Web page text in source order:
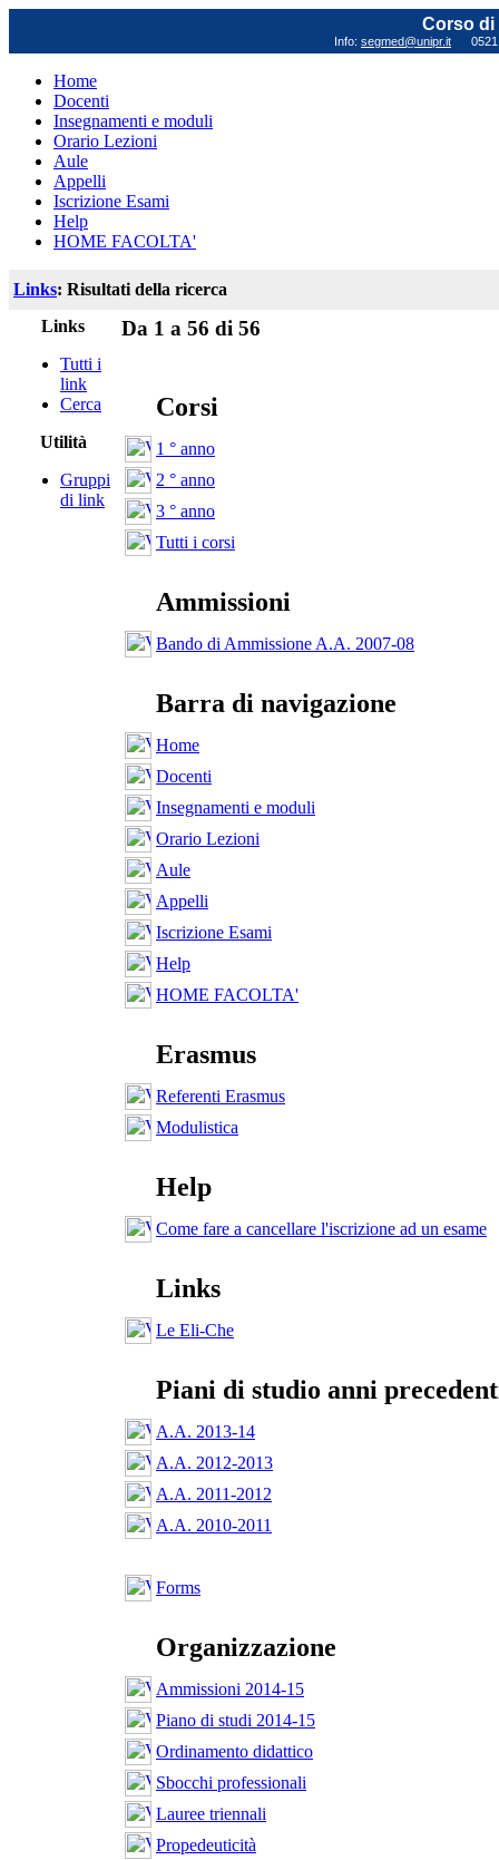
Corso di
Info: segmed@unipr.it
Home
Docenti
Insegnamenti e moduli
Orario Lezioni
Aule
Appelli
Iscrizione Esami
Help
HOME FACOLTA'
Links: Risultati della ricerca
Links
Tutti i
link
Cerca
Utilità
Gruppi
di link
Da 1 a 56 di 56
Corsi
1 ° anno
2 ° anno
3 ° anno
Tutti i corsi
Ammissioni
Bando di Ammissione A.A. 2007-08
Barra di navigazione
Home
Docenti
Insegnamenti e moduli
Orario Lezioni
Aule
Appelli
Iscrizione Esami
Help
HOME FACOLTA'
Erasmus
Referenti Erasmus
Modulistica
Help
Come fare a cancellare l'iscrizione ad un esame
Links
Le Eli-Che
Piani di studio anni
A.A. 2013-14
A.A. 2012-2013
A.A. 2011-2012
A.A. 2010-2011
Forms
Organizzazione
Ammissioni 2014-15
Piano di studi 2014-15
Ordinamento didattico
Sbocchi professionali
Lauree triennali
Propedeuticità